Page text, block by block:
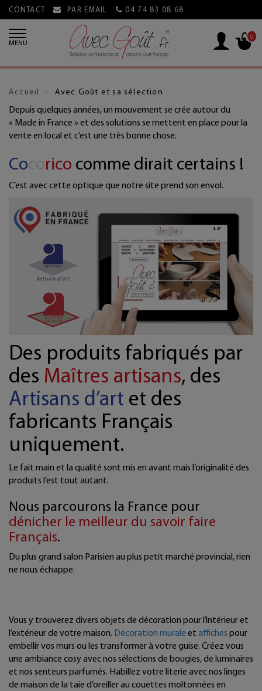
CONTACT PAR EMAIL 04 74 83 08 68
MENU
0
Accueil Avec Goût et sa sélection
Depuis quelques années, un mouvement se crée autour du
« Made in France » et des solutions se mettent en place pour la
vente en local et c’est une très bonne chose.
Co rico comme dirait certains !
C’est avec cette optique que notre site prend son envol.
Des produits fabriqués par
des Maîtres artisans, des
Artisans d’art et des
fabricants Français
uniquement.
Le fait main et la qualité sont mis en avant mais l’originalité des
produits l’est tout autant.
Nous parcourons la France pour
dénicher le meilleur du savoir faire
Français.
Du plus grand salon Parisien au plus petit marché provincial, rien
ne nous échappe.
Vous y trouverez divers objets de décoration pour l’intérieur et
l’extérieur de votre maison. Décoration murale et affiches pour
embellir vos murs ou les transformer à votre guise. Créez vous
une ambiance cosy avec nos sélections de bougies, de luminaires
et nos senteurs parfumés. Habillez votre literie avec nos linges
de maison de la taie d’oreiller au couettes moltonnées en